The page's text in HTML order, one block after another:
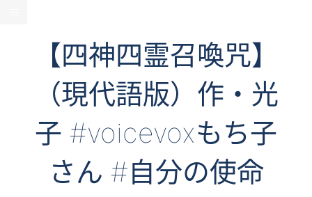
【四神四霊召喚咒】
（現代語版）作・光
子 #voicevoxもち子
さん #自分の使命